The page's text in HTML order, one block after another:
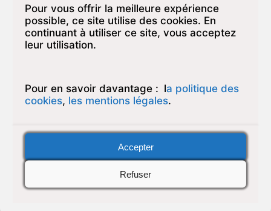
Pour vous offrir la meilleure expérience
possible, ce site utilise des cookies. En
continuant à utiliser ce site, vous acceptez
leur utilisation.
Pour en savoir davantage : la politique des
cookies, les mentions légales.
Accepter
Refuser
responsable d’un suivi travaille en binôme avec un
clinicien, en lien régulier avec les partenaires de l’Aide
Sociale à l’Enfance (ASEE)
Au-delà du travail quotidien avec les missions locales,
par l’établissement ne prennent pas tous une forme
contractuelle ou conventionnelle. Ils se tissent selon
avec les jeunes. Nous apprécions la fluidité inter
institutionnelle développée au fil du temps avec les
services de milieu ouvert (ADSEA), les clubs de
prévention (Jeunesse feu vert), les inter-secteurs